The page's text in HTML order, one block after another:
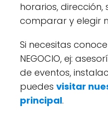
horarios,
comparar y elegir
Si necesitas
NEGOCIO, ej:
de eventos,
puedes visitar
principal.